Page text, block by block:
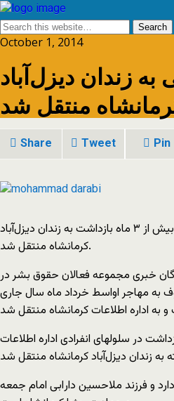
October 1, 2014
به زندان دیزل‌آباد
منتقل شد
Share Tweet Pin
حافظ‌محمد دارابی پس از بیش از ۳ ماه بازداشت به زندان دیزل‌آباد
کرمانشاه منتقل شد.
ارگان خبری مجموعه فعالان حقوق بشر در
به مهاجر اواسط خرداد ماه سال جاری
از ۳ ماه بازداشت در سلولهای انفرادی اداره اطلاعات
۲۱ سال سن دارد و فرزند ﻣﻼﺣﺴﯿﻦ ﺩﺍﺭﺍﺑﯽ امام جمعه